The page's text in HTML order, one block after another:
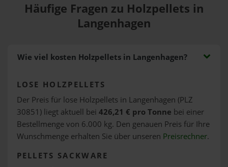
Häufige Fragen zu Holzpellets in
Langenhagen
Wie viel kosten Holzpellets in Langenhagen?
LOSE HOLZPELLETS
Der Preis für lose Holzpellets in Langenhagen (PLZ
30851) liegt aktuell bei 426,21 € pro Tonne bei einer
Bestellmenge von 6.000 kg. Den genauen Preis für Ihre
Wunschmenge erhalten Sie über unseren Preisrechner.
PELLETS SACKWARE